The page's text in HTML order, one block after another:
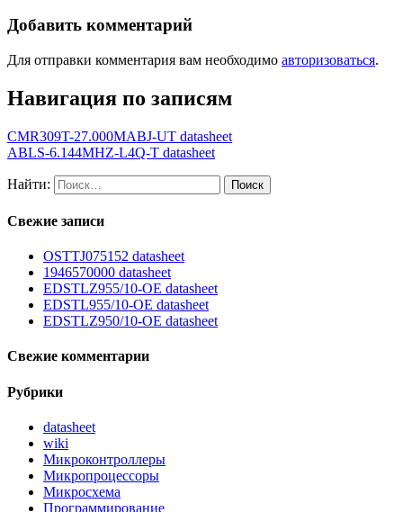
Добавить комментарий
Для отправки комментария вам необходимо авторизоваться.
Навигация по записям
CMR309T-27.000MABJ-UT datasheet
ABLS-6.144MHZ-L4Q-T datasheet
Найти:
Свежие записи
OSTTJ075152 datasheet
1946570000 datasheet
EDSTLZ955/10-OE datasheet
EDSTL955/10-OE datasheet
EDSTLZ950/10-OE datasheet
Свежие комментарии
Рубрики
datasheet
wiki
Микроконтроллеры
Микропроцессоры
Микросхема
Программирование